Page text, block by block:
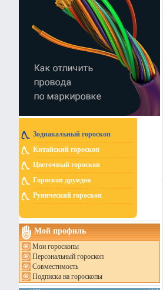
Зодиакальный гороскоп
Китайский гороскоп
Цветочный гороскоп
Гороскоп друидов
Рунический гороскоп
Мой профиль
Мои гороскопы
Персональный гороскоп
Совместимость
Подписка на гороскопы